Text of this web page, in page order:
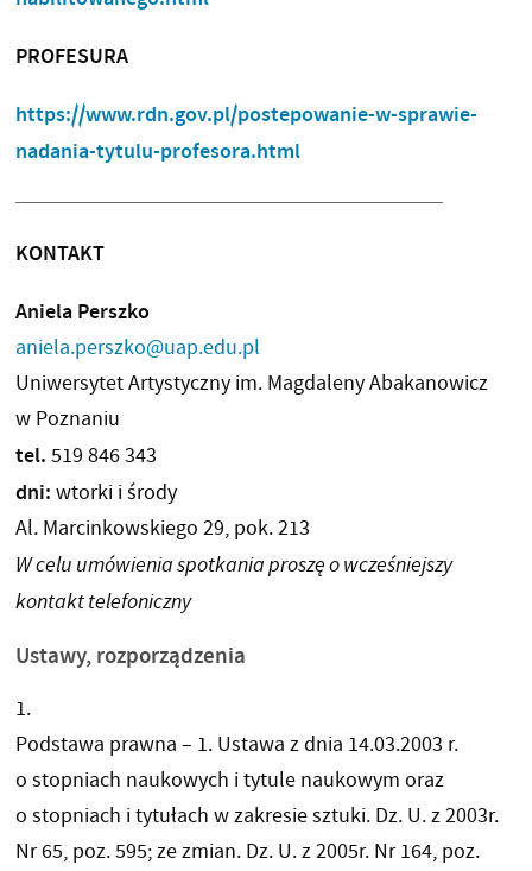
PROFESURA
https://www.rdn.gov.pl/postepowanie-w-sprawie-
nadania-tytulu-profesora.html
KONTAKT
Aniela Perszko
aniela.perszko@uap.edu.pl
Uniwersytet Artystyczny im. Magdaleny Abakanowicz
w Poznaniu
tel. 519 846 343
dni: wtorki i środy
Al. Marcinkowskiego 29, pok. 213
W celu umówienia spotkania proszę o wcześniejszy
kontakt telefoniczny
Ustawy, rozporządzenia
1.
Podstawa prawna – 1. Ustawa z dnia 14.03.2003 r.
o stopniach naukowych i tytule naukowym oraz
o stopniach i tytułach w zakresie sztuki. Dz. U. z 2003r.
Nr 65, poz. 595; ze zmian. Dz. U. z 2005r. Nr 164, poz.